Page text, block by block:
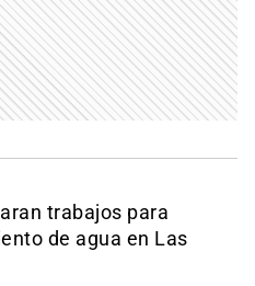
trabajos para
de agua en Las